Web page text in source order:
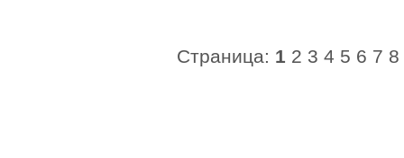
Страница: 1 2 3 4 5 6 7 8